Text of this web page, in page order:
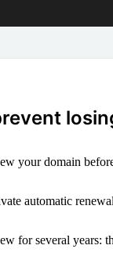
your domain
automatic
for several years: